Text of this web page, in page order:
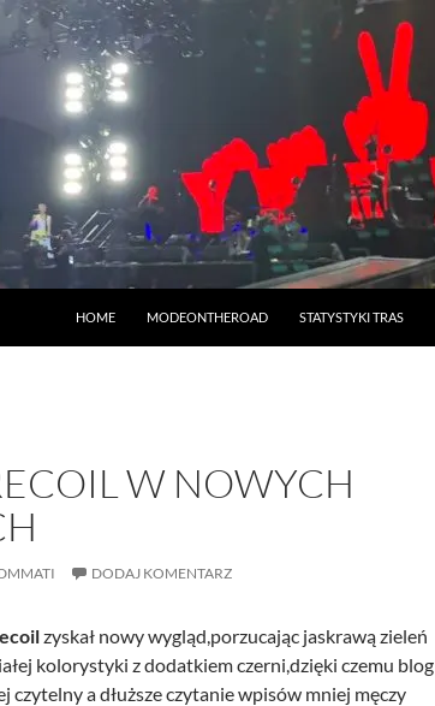
HOME MODEONTHEROAD STATYSTYKI TRAS
W NOWYCH
DODAJ KOMENTARZ
zyskał nowy wygląd,porzucając jaskrawą zieleń
kolorystyki z dodatkiem czerni,dzięki czemu blog
czytelny a dłuższe czytanie wpisów mniej męczy